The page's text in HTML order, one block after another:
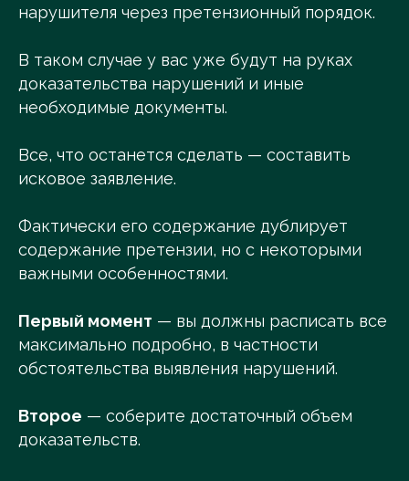
нарушителя через претензионный порядок.
В таком случае у вас уже будут на руках
доказательства нарушений и иные
необходимые документы.
Все, что останется сделать — составить
исковое заявление.
Фактически его содержание дублирует
содержание претензии, но с некоторыми
важными особенностями.
Первый момент — вы должны расписать все
максимально подробно, в частности
обстоятельства выявления нарушений.
Второе — соберите достаточный объем
доказательств.